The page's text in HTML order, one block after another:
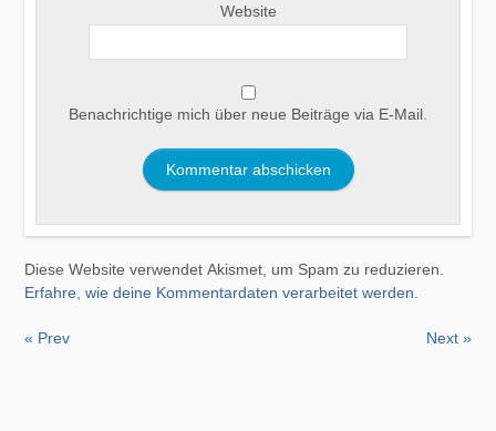
Website
Benachrichtige mich über neue Beiträge via E-Mail.
Diese Website verwendet Akismet, um Spam zu reduzieren.
Erfahre, wie deine Kommentardaten verarbeitet werden.
« Prev Next »